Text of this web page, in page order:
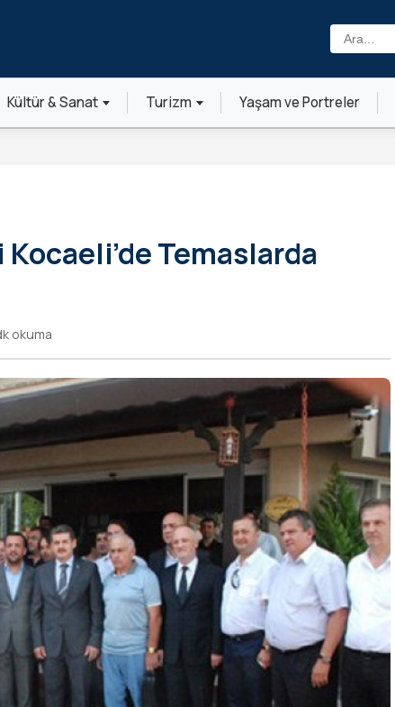
Ara:
Kültür & Sanat Turizm Yaşam ve Portreler
Temaslarda
okuma